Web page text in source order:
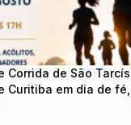
Corrida de São
Curitiba em dia de